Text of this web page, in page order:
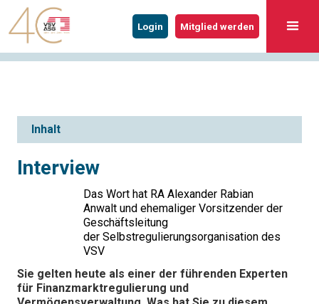
Mitglied werden
Login
Inhalt
Interview
Das Wort hat RA Alexander Rabian
Anwalt und ehemaliger Vorsitzender der
Geschäftsleitung
der Selbstregulierungsorganisation des
VSV
Sie gelten heute als einer der führenden Experten
für Finanzmarktregulierung und